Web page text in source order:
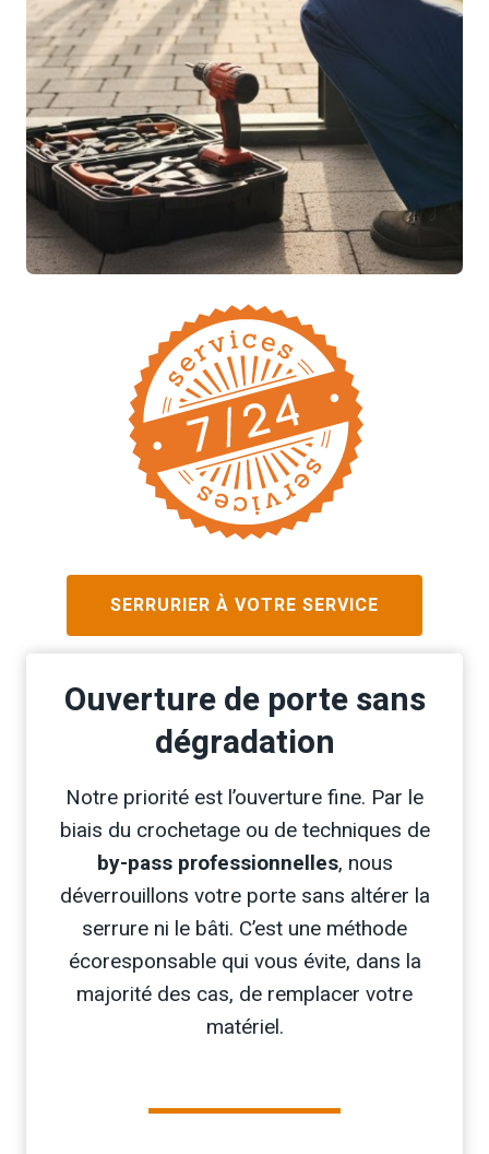
SERRURIER À VOTRE SERVICE
Ouverture de porte sans
dégradation
Notre priorité est l’ouverture fine. Par le
biais du crochetage ou de techniques de
by-pass professionnelles, nous
déverrouillons votre porte sans altérer la
serrure ni le bâti. C’est une méthode
écoresponsable qui vous évite, dans la
majorité des cas, de remplacer votre
matériel.